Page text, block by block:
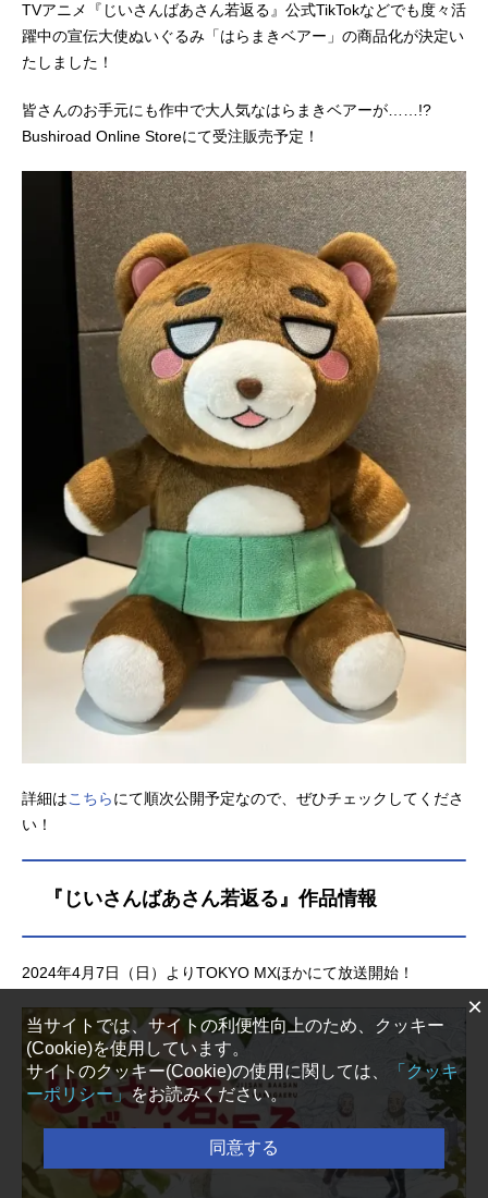
TVアニメ『じいさんばあさん若返る』公式TikTokなどでも度々活
躍中の宣伝大使ぬいぐるみ「はらまきベアー」の商品化が決定い
たしました！
皆さんのお手元にも作中で大人気なはらまきベアーが……!?
Bushiroad Online Storeにて受注販売予定！
詳細はこちらにて順次公開予定なので、ぜひチェックしてくださ
い！
『じいさんばあさん若返る』作品情報
2024年4月7日（日）よりTOKYO MXほかにて放送開始！
×
当サイトでは、サイトの利便性向上のため、クッキー
(Cookie)を使用しています。
サイトのクッキー(Cookie)の使用に関しては、
「クッキ
ーポリシー」をお読みください。
同意する